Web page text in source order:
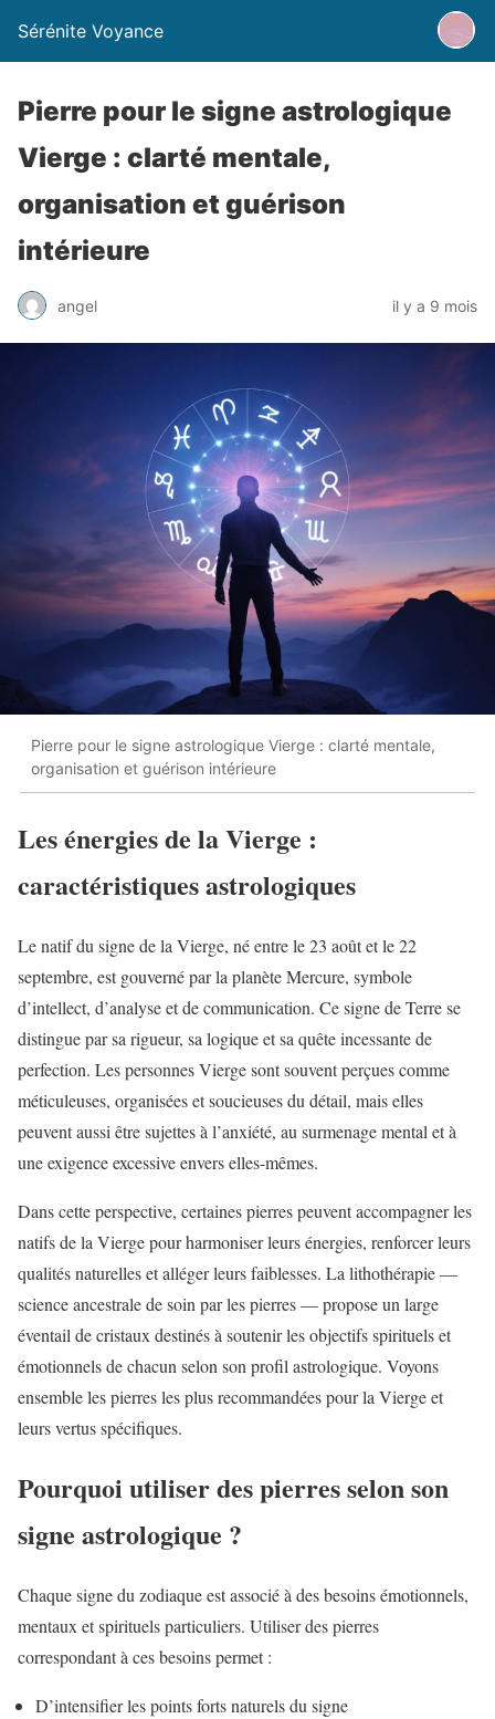
Sérénite Voyance
Pierre pour le signe astrologique
Vierge : clarté mentale,
organisation et guérison
intérieure
angel il y a 9 mois
Pierre pour le signe astrologique Vierge : clarté mentale,
organisation et guérison intérieure
Les énergies de la Vierge :
caractéristiques astrologiques
Le natif du signe de la Vierge, né entre le 23 août et le 22
septembre, est gouverné par la planète Mercure, symbole
d’intellect, d’analyse et de communication. Ce signe de Terre se
distingue par sa rigueur, sa logique et sa quête incessante de
perfection. Les personnes Vierge sont souvent perçues comme
méticuleuses, organisées et soucieuses du détail, mais elles
peuvent aussi être sujettes à l’anxiété, au surmenage mental et à
une exigence excessive envers elles-mêmes.
Dans cette perspective, certaines pierres peuvent accompagner les
natifs de la Vierge pour harmoniser leurs énergies, renforcer leurs
qualités naturelles et alléger leurs faiblesses. La lithothérapie —
science ancestrale de soin par les pierres — propose un large
éventail de cristaux destinés à soutenir les objectifs spirituels et
émotionnels de chacun selon son profil astrologique. Voyons
ensemble les pierres les plus recommandées pour la Vierge et
leurs vertus spécifiques.
Pourquoi utiliser des pierres selon son
signe astrologique ?
Chaque signe du zodiaque est associé à des besoins émotionnels,
mentaux et spirituels particuliers. Utiliser des pierres
correspondant à ces besoins permet :
D’intensifier les points forts naturels du signe